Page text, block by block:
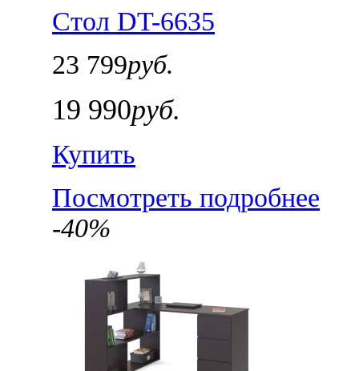
Стол DT-6635
23 799руб.
19 990руб.
Купить
Посмотреть подробнее
-40%